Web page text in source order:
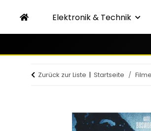
Elektronik & Technik
Zurück zur Liste Startseite